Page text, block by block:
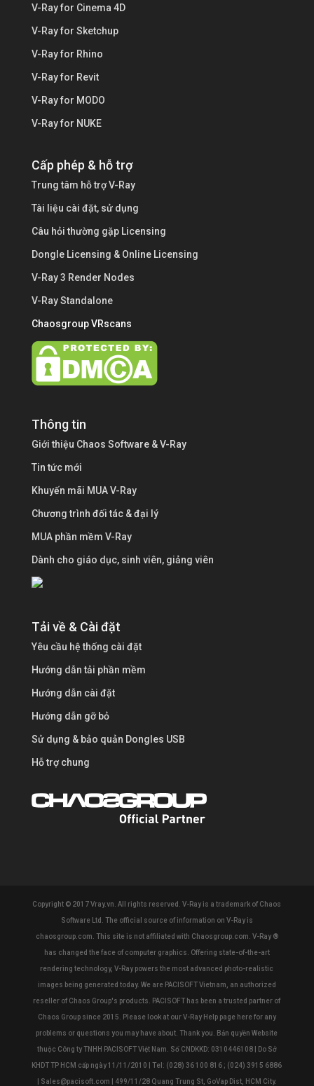
V-Ray for Cinema 4D
V-Ray for Sketchup
V-Ray for Rhino
V-Ray for Revit
V-Ray for MODO
V-Ray for NUKE
Cấp phép & hỗ trợ
Trung tâm hỗ trợ V-Ray
Tài liệu cài đặt, sử dụng
Câu hỏi thường gặp Licensing
Dongle Licensing & Online Licensing
V-Ray 3 Render Nodes
V-Ray Standalone
Chaosgroup VRscans
Thông tin
Giới thiệu Chaos Software & V-Ray
Tin tức mới
Khuyến mãi MUA V-Ray
Chương trình đối tác & đại lý
MUA phần mềm V-Ray
Dành cho giáo dục, sinh viên, giảng viên
Tải về & Cài đặt
Yêu cầu hệ thống cài đặt
Hướng dẫn tải phần mềm
Hướng dẫn cài đặt
Hướng dẫn gỡ bỏ
Sử dụng & bảo quản Dongles USB
Hỗ trợ chung
Copyright © 2017 Vray.vn. All rights reserved. V-Ray is a trademark of Chaos
Software Ltd. The official source of information on V-Ray is
chaosgroup.com. This site is not affiliated with Chaosgroup.com. V-Ray ®
has changed the face of computer graphics. Offering state-of-the-art
rendering technology, V-Ray powers the most advanced photo-realistic
images being generated today. We are PACISOFT Vietnam, an authorized
reseller of Chaos Group's products. PACISOFT has been a trusted partner of
Chaos Group since 2015. Please look at our V-Ray Help page here for any
problems or questions you may have about. Thank you. Bản quyền Website
thuộc Công ty TNHH PACISOFT Việt Nam. Số CNDKKD: 0310446108 | Do Sở
KHDT TP HCM cấp ngày 11/11/2010 | Tel: (028) 36 100 816 ; (024) 3915 6886
| Sales@pacisoft.com | 499/11/28 Quang Trung St, GoVap Dist, HCM City.